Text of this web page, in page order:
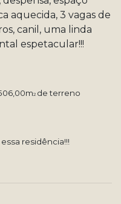
aquecida, 3 vagas de
canil, uma linda
espetacular!!!
2 de terreno
residência!!!